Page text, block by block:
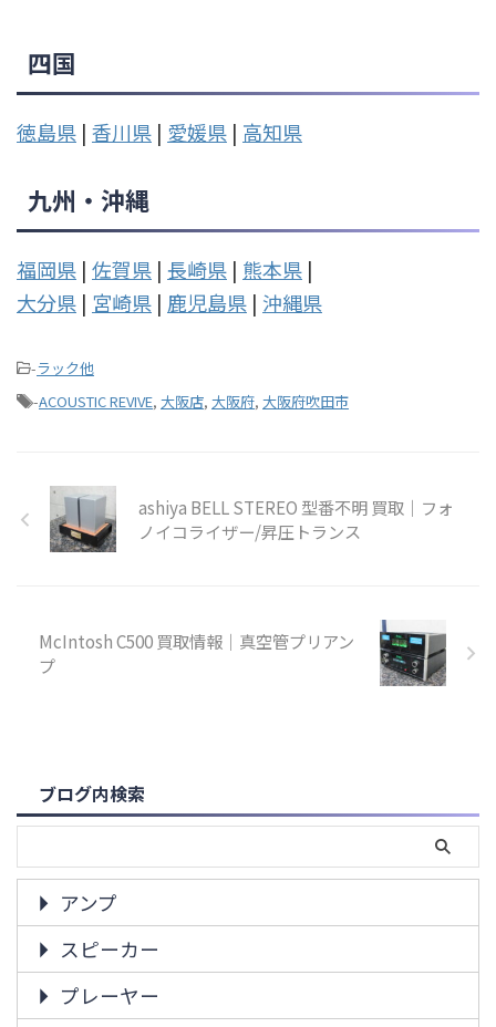
四国
徳島県 | 香川県 | 愛媛県 | 高知県
九州・沖縄
福岡県 | 佐賀県 | 長崎県 | 熊本県 |
大分県 | 宮崎県 | 鹿児島県 | 沖縄県
-ラック他
-ACOUSTIC REVIVE, 大阪店, 大阪府, 大阪府吹田市
ashiya BELL STEREO 型番不明 買取｜フォ
ノイコライザー/昇圧トランス
McIntosh C500 買取情報｜真空管プリアン
プ
ブログ内検索
アンプ
スピーカー
プレーヤー